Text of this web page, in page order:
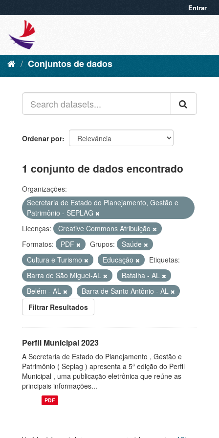
Entrar
Conjuntos de dados
Ordenar por
1 conjunto de dados encontrado
Organizações:
Secretaria de Estado do Planejamento, Gestão e
Patrimônio - SEPLAG
Licenças:
Creative Commons Atribuição
Formatos:
PDF Grupos:
Saúde
Cultura e Turismo
Educação
Etiquetas:
Barra de São Miguel-AL
Batalha - AL
Belém - AL
Barra de Santo Antônio - AL
Filtrar Resultados
Perfil Municipal 2023
A Secretaria de Estado do Planejamento , Gestão e
Patrimônio ( Seplag ) apresenta a 5ª edição do Perfil
Municipal , uma publicação eletrônica que reúne as
principais informações...
PDF